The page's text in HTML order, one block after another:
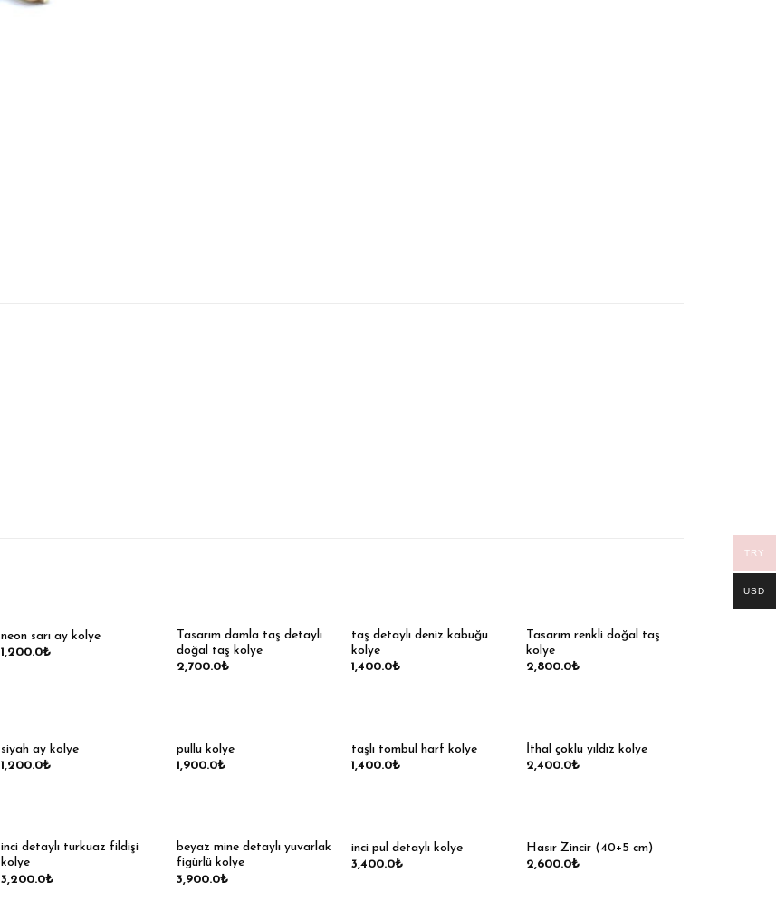
neon sarı ay kolye
1,200.0₺
Tasarım damla taş detaylı
doğal taş kolye
2,700.0₺
taş detaylı deniz kabuğu
kolye
1,400.0₺
Tasarım renkli doğal taş
kolye
2,800.0₺
siyah ay kolye
1,200.0₺
pullu kolye
1,900.0₺
taşlı tombul harf kolye
1,400.0₺
İthal çoklu yıldız kolye
2,400.0₺
inci detaylı turkuaz fildişi
kolye
3,200.0₺
beyaz mine detaylı yuvarlak
figürlü kolye
3,900.0₺
inci pul detaylı kolye
3,400.0₺
Hasır Zincir (40+5 cm)
2,600.0₺
TRY
USD